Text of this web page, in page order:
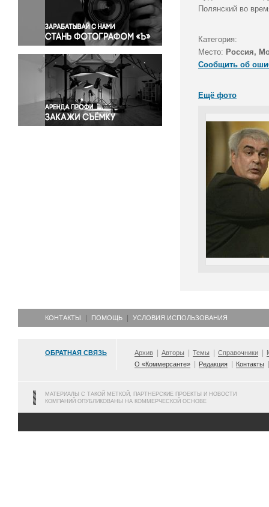
Правосудие
Происшествия и конфликты
Религия
Светская жизнь
Спорт
Экология
Экономика и бизнес
Полянский во
Категория:
Место: Россия,
Сообщить об
Ещё фото
КОНТАКТЫ ПОМОЩЬ УСЛОВИЯ ИСПОЛЬЗОВАНИЯ
ОБРАТНАЯ СВЯЗЬ Архив Авторы Темы Справочники
О «Коммерсанте»
Редакция Контакты
МАТЕРИАЛЫ С ТАКОЙ МЕТКОЙ, ПАРТНЕРСКИЕ ПРОЕКТЫ И НОВОСТИ
КОМПАНИЙ ОПУБЛИКОВАНЫ НА КОММЕРЧЕСКОЙ ОСНОВЕ